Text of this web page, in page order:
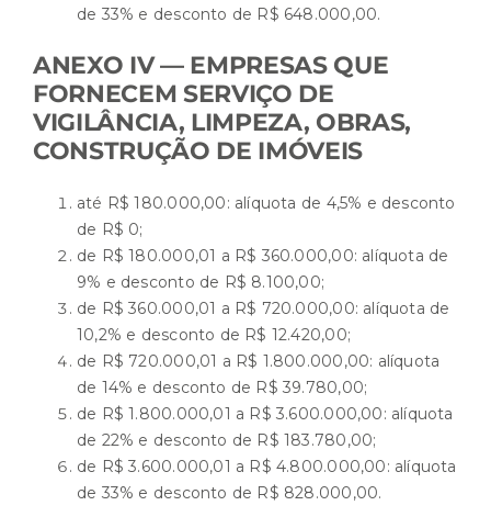
de 33% e desconto de R$ 648.000,00.
ANEXO IV — EMPRESAS QUE
FORNECEM SERVIÇO DE
VIGILÂNCIA, LIMPEZA, OBRAS,
CONSTRUÇÃO DE IMÓVEIS
até R$ 180.000,00: alíquota de 4,5% e desconto
de R$ 0;
de R$ 180.000,01 a R$ 360.000,00: alíquota de
9% e desconto de R$ 8.100,00;
de R$ 360.000,01 a R$ 720.000,00: alíquota de
10,2% e desconto de R$ 12.420,00;
de R$ 720.000,01 a R$ 1.800.000,00: alíquota
de 14% e desconto de R$ 39.780,00;
de R$ 1.800.000,01 a R$ 3.600.000,00: alíquota
de 22% e desconto de R$ 183.780,00;
de R$ 3.600.000,01 a R$ 4.800.000,00: alíquota
de 33% e desconto de R$ 828.000,00.